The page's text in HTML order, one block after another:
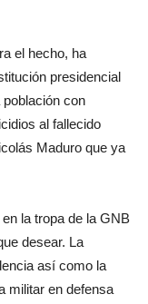
el hecho, ha
presidencial
población con
al fallecido
Maduro que ya
la tropa de la GNB
desear. La
así como la
militar en defensa